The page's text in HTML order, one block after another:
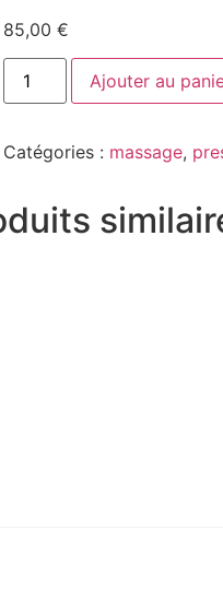
85,00 €
Ajouter au
Catégories : massage,